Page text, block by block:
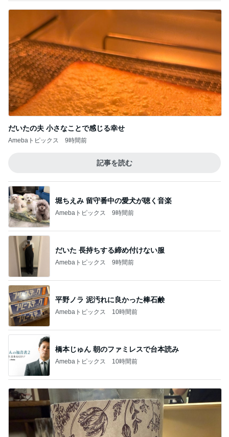
だいたの夫 小さなことで感じる幸せ
Amebaトピックス 9時間前
記事を読む
堀ちえみ 留守番中の愛犬が聴く音楽
Amebaトピックス 9時間前
だいた 長持ちする締め付けない服
Amebaトピックス 9時間前
平野ノラ 泥汚れに良かった棒石鹸
Amebaトピックス 10時間前
橋本じゅん 朝のファミレスで台本読み
Amebaトピックス 10時間前